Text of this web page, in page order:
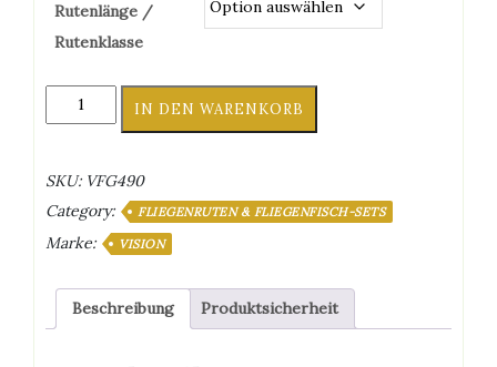
Rutenlänge /
Rutenklasse
Vision
Fisu²
-
Fliegenfischen
Komplett
IN DEN WARENKORB
SKU: VFG490
Category:
FLIEGENRUTEN & FLIEGENFISCH-SETS
Marke: VISION
Beschreibung Produktsicherheit